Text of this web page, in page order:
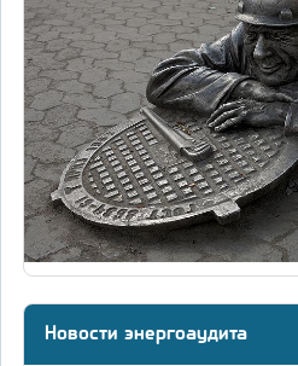
Новости энергоаудита